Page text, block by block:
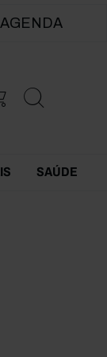
AGENDA
SAÚDE